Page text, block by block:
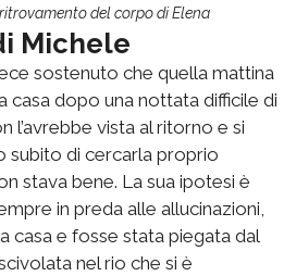
del corpo di Elena
Michele
sostenuto che quella mattina
casa dopo una nottata difficile di
l’avrebbe vista al ritorno e si
subito di cercarla proprio
stava bene. La sua ipotesi è
in preda alle allucinazioni,
casa e fosse stata piegata dal
nel rio che si è